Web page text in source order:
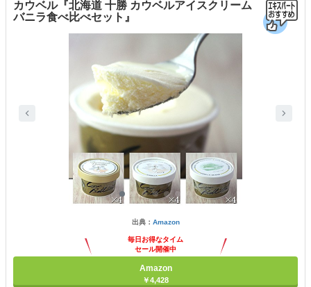
カウベル『北海道 十勝 カウベルアイスクリーム
バニラ食べ比べセット』
出典： Amazon
毎日お得なタイム
セール開催中
Amazon
￥4,428